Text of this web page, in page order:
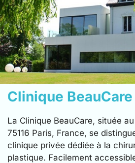
Clinique
La Clinique BeauCare, située
75116 Paris, France, se
clinique privée dédiée à la
plastique. Facilement